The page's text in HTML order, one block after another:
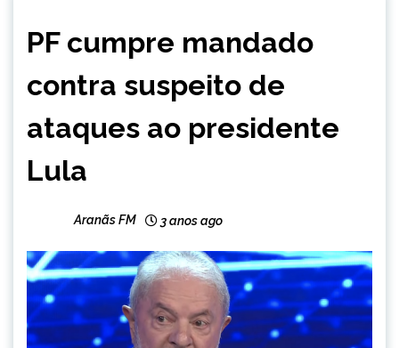
NOTÍCIAS
PF cumpre mandado
contra suspeito de
ataques ao presidente
Lula
Aranãs FM 3 anos ago